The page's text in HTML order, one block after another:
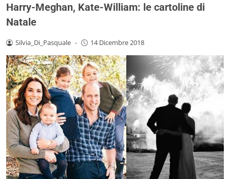
Harry-Meghan, Kate-William: le cartoline di
Natale
Silvia_Di_Pasquale - 14 Dicembre 2018